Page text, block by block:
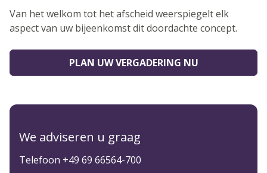
Van het welkom tot het afscheid weerspiegelt elk
aspect van uw bijeenkomst dit doordachte concept.
PLAN UW VERGADERING NU
We adviseren u graag
Telefoon +49 69 66564-700